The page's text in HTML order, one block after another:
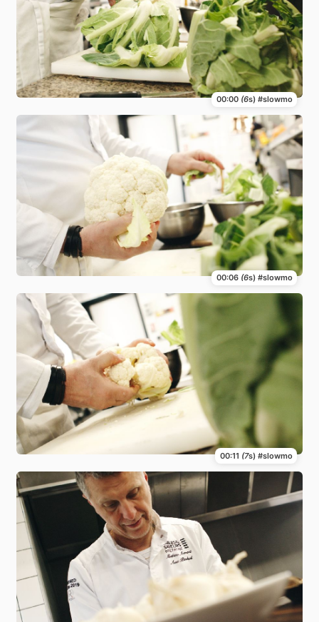
00:00 (6s) #slowmo
00:06 (6s) #slowmo
00:11 (7s) #slowmo